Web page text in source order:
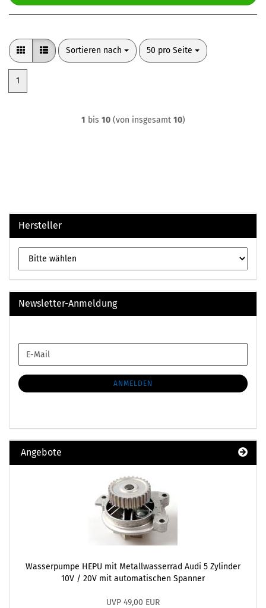
Sortieren nach
Sortieren nach 50 pro Seite
pro Seite
1
1 bis 10(von insgesamt 10)
Hersteller
Newsletter-Anmeldung
ZUR
ANMELDUNG
E-
Mail
ANMELDEN
Angebote
Wasserpumpe HEPU mit Metallwasserrad Audi 5 Zylinder
10V / 20V mit automatischen Spanner
UVP 49,00 EUR